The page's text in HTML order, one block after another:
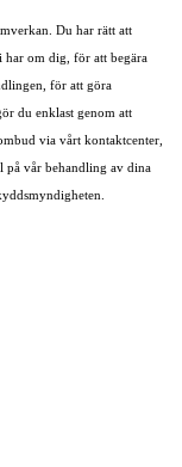
Du har rätt att
om dig, för att begära
för att göra
du enklast genom att
via vårt kontaktcenter,
på vår behandling av dina